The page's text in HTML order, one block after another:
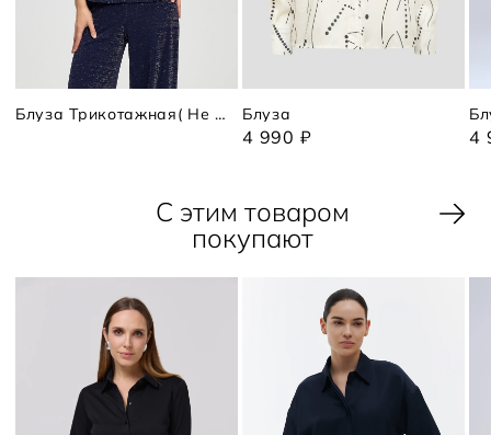
Блуза Трикотажная( Не Вязаная) Блуза
4 990 ₽ 4
С этим товаром
покупают